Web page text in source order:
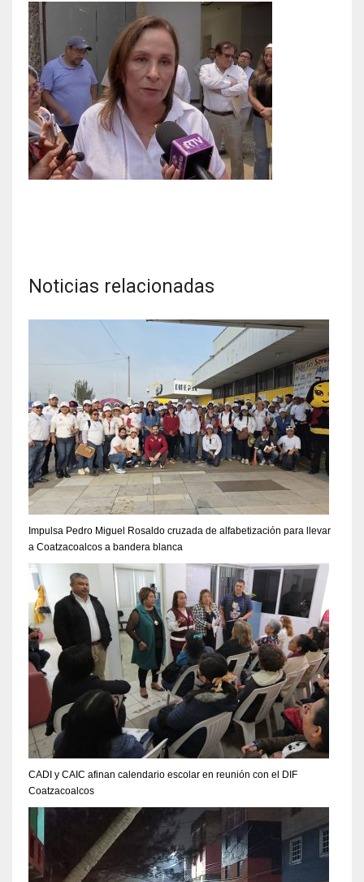
Noticias relacionadas
Impulsa Pedro Miguel Rosaldo cruzada de alfabetización para llevar
a Coatzacoalcos a bandera blanca
CADI y CAIC afinan calendario escolar en reunión con el DIF
Coatzacoalcos